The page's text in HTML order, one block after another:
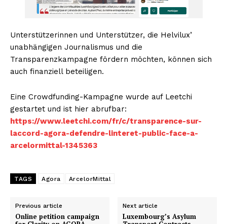
Unterstützerinnen und Unterstützer, die Helvilux’
unabhängigen Journalismus und die
Transparenzkampagne fördern möchten, können sich
auch finanziell beteiligen.
Eine Crowdfunding-Kampagne wurde auf Leetchi
gestartet und ist hier abrufbar:
https://www.leetchi.com/fr/c/transparence-sur-
laccord-agora-defendre-linteret-public-face-a-
arcelormittal-1345363
TAGS Agora ArcelorMittal
Previous article
Online petition campaign
Next article
Luxembourg’s Asylum